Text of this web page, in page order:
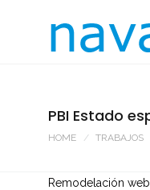
PBI Estado
HOME TRABAJOS
Remodelación